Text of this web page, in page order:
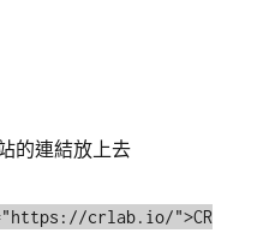
的連結放上去
crlab.io/">CR